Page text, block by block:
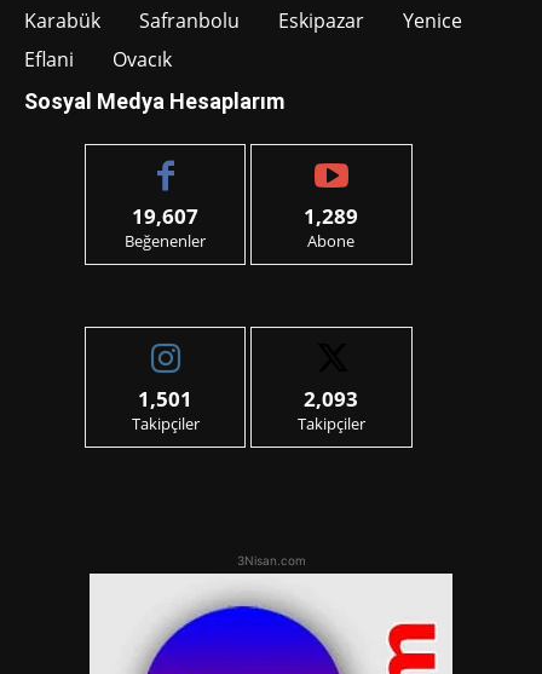
Karabük Safranbolu Eskipazar
Yenice
Eflani
Ovacık
Sosyal Medya Hesaplarım
19,607
Beğenenler
1,289
Abone
1,501
Takipçiler
2,093
Takipçiler
3Nisan.com